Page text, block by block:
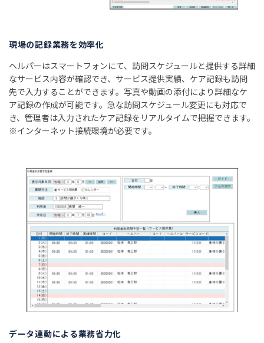
現場の記録業務を効率化
ヘルパーはスマートフォンにて、訪問スケジュールと提供する詳細
なサービス内容が確認でき、サービス提供実績、ケア記録も訪問
先で入力することができます。写真や動画の添付により詳細なケ
ア記録の作成が可能です。急な訪問スケジュール変更にも対応で
き、管理者は入力されたケア記録をリアルタイムで把握できます。
※インターネット接続環境が必要です。
データ連動による業務省力化